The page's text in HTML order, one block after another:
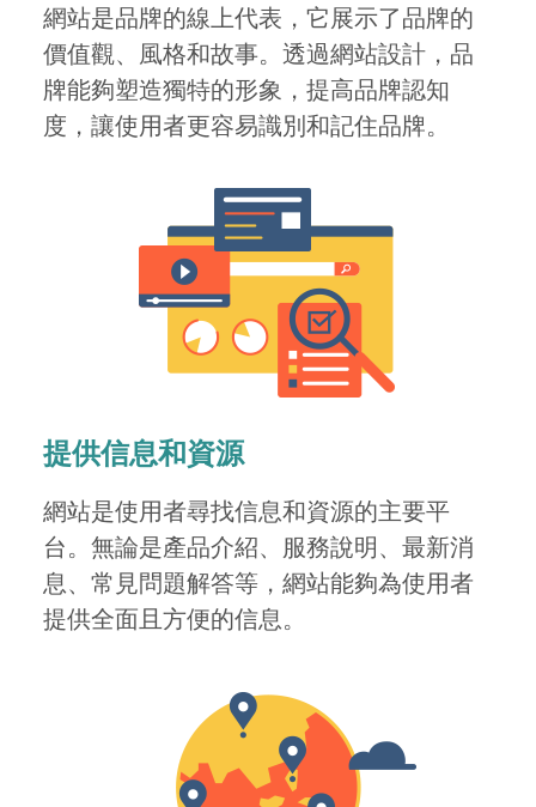
網站是品牌的線上代表，它展示了品牌的
價值觀、風格和故事。透過網站設計，品
牌能夠塑造獨特的形象，提高品牌認知
度，讓使用者更容易識別和記住品牌。
提供信息和資源
網站是使用者尋找信息和資源的主要平
台。無論是產品介紹、服務說明、最新消
息、常見問題解答等，網站能夠為使用者
提供全面且方便的信息。